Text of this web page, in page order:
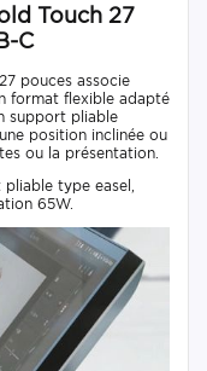
Touch 27
C
pouces associe
format flexible adapté
support pliable
position inclinée ou
ou la présentation.
type easel,
65W.